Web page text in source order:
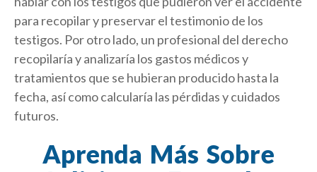
para recopilar y preservar el testimonio de los
testigos. Por otro lado, un profesional del derecho
recopilaría y analizaría los gastos médicos y
tratamientos que se hubieran producido hasta la
fecha, así como calcularía las pérdidas y cuidados
futuros.
Aprenda Más Sobre